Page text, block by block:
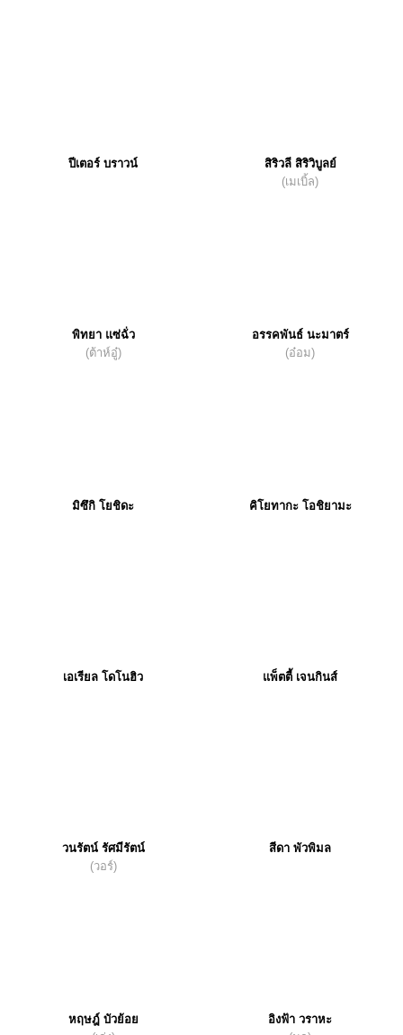
ปีเตอร์ บราวน์
สิริวลี สิริวิบูลย์
(เมเบิ้ล)
พิทยา แซ่ฉั่ว
(ต้าห์อู๋)
อรรคพันธ์ นะมาตร์
(อ๋อม)
มิซึกิ โยชิดะ คิโยทากะ โอชิยามะ
เอเรียล โดโนฮิว แพ็ตตี้ เจนกินส์
วนรัตน์ รัศมีรัตน์
(วอร์)
สีดา พัวพิมล
หฤษฎ์ บัวย้อย
อิงฟ้า วราหะ